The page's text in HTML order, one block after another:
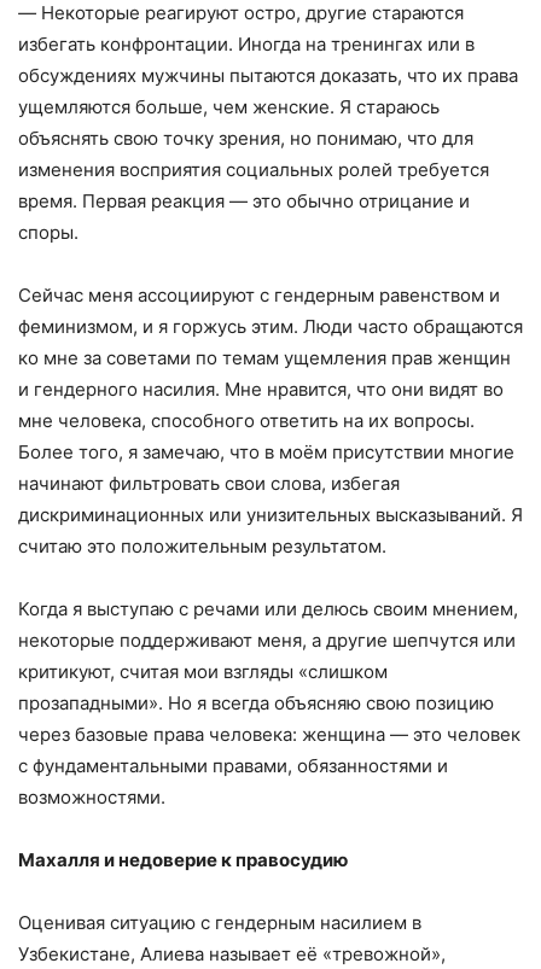
— Некоторые реагируют остро, другие стараются
избегать конфронтации. Иногда на тренингах или в
обсуждениях мужчины пытаются доказать, что их права
ущемляются больше, чем женские. Я стараюсь
объяснять свою точку зрения, но понимаю, что для
изменения восприятия социальных ролей требуется
время. Первая реакция — это обычно отрицание и
споры.
Сейчас меня ассоциируют с гендерным равенством и
феминизмом, и я горжусь этим. Люди часто обращаются
ко мне за советами по темам ущемления прав женщин
и гендерного насилия. Мне нравится, что они видят во
мне человека, способного ответить на их вопросы.
Более того, я замечаю, что в моём присутствии многие
начинают фильтровать свои слова, избегая
дискриминационных или унизительных высказываний. Я
считаю это положительным результатом.
Когда я выступаю с речами или делюсь своим мнением,
некоторые поддерживают меня, а другие шепчутся или
критикуют, считая мои взгляды «слишком
прозападными». Но я всегда объясняю свою позицию
через базовые права человека: женщина — это человек
с фундаментальными правами, обязанностями и
возможностями.
Махалля и недоверие к правосудию
Оценивая ситуацию с гендерным насилием в
Узбекистане, Алиева называет её «тревожной»,